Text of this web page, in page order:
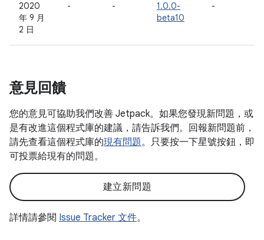
2020
年 9 月
2 日
- -
1.0.0-
beta10
-
意見回饋
您的意見可協助我們改善 Jetpack。如果您發現新問題，或
是有改進這個程式庫的建議，請告訴我們。回報新問題前，
請先查看這個程式庫的現有問題。只要按一下星號按鈕，即
可投票給現有的問題。
建立新問題
詳情請參閱 Issue Tracker 文件。